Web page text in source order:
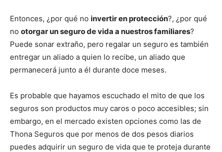
Entonces, ¿por qué no invertir en protección?, ¿por qué
no otorgar un seguro de vida a nuestros familiares?
Puede sonar extraño, pero regalar un seguro es también
entregar un aliado a quien lo recibe, un aliado que
permanecerá junto a él durante doce meses.
Es probable que hayamos escuchado el mito de que los
seguros son productos muy caros o poco accesibles; sin
embargo, en el mercado existen opciones como las de
Thona Seguros que por menos de dos pesos diarios
puedes adquirir un seguro de vida que te proteja durante